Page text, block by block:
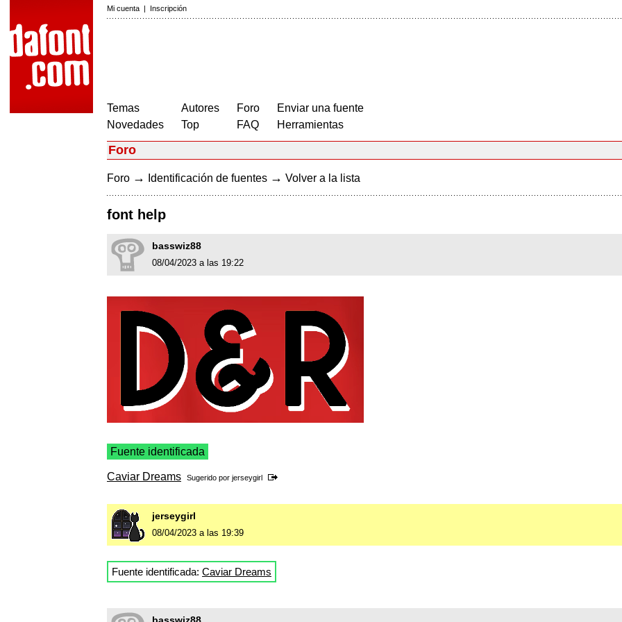
Mi cuenta | Inscripción
Temas
Novedades
Autores
Top
Foro
FAQ
Enviar una fuente
Herramientas
Foro
Foro → Identificación de fuentes → Volver a la lista
font help
basswiz88
08/04/2023 a las 19:22
Fuente identificada
Caviar Dreams Sugerido por jerseygirl
jerseygirl
08/04/2023 a las 19:39
Fuente identificada: Caviar Dreams